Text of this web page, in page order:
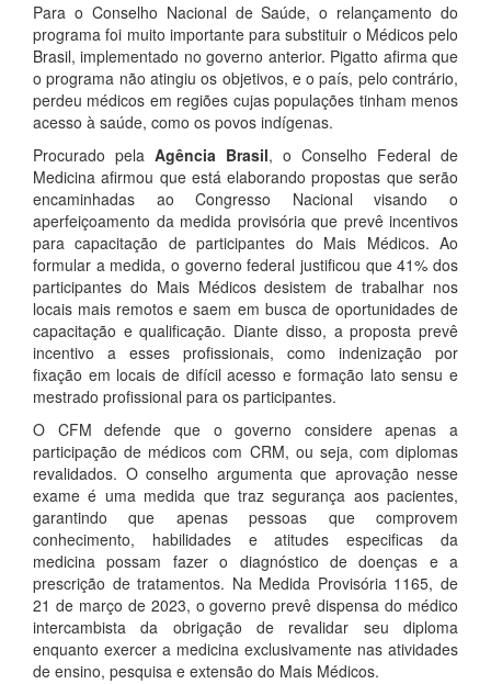
Para o Conselho Nacional de Saúde, o relançamento do
programa foi muito importante para substituir o Médicos pelo
Brasil, implementado no governo anterior. Pigatto afirma que
o programa não atingiu os objetivos, e o país, pelo contrário,
perdeu médicos em regiões cujas populações tinham menos
acesso à saúde, como os povos indígenas.
Procurado pela Agência Brasil, o Conselho Federal de
Medicina afirmou que está elaborando propostas que serão
encaminhadas ao Congresso Nacional visando o
aperfeiçoamento da medida provisória que prevê incentivos
para capacitação de participantes do Mais Médicos. Ao
formular a medida, o governo federal justificou que 41% dos
participantes do Mais Médicos desistem de trabalhar nos
locais mais remotos e saem em busca de oportunidades de
capacitação e qualificação. Diante disso, a proposta prevê
incentivo a esses profissionais, como indenização por
fixação em locais de difícil acesso e formação lato sensu e
mestrado profissional para os participantes.
O CFM defende que o governo considere apenas a
participação de médicos com CRM, ou seja, com diplomas
revalidados. O conselho argumenta que aprovação nesse
exame é uma medida que traz segurança aos pacientes,
garantindo que apenas pessoas que comprovem
conhecimento, habilidades e atitudes especificas da
medicina possam fazer o diagnóstico de doenças e a
prescrição de tratamentos. Na Medida Provisória 1165, de
21 de março de 2023, o governo prevê dispensa do médico
intercambista da obrigação de revalidar seu diploma
enquanto exercer a medicina exclusivamente nas atividades
de ensino, pesquisa e extensão do Mais Médicos.